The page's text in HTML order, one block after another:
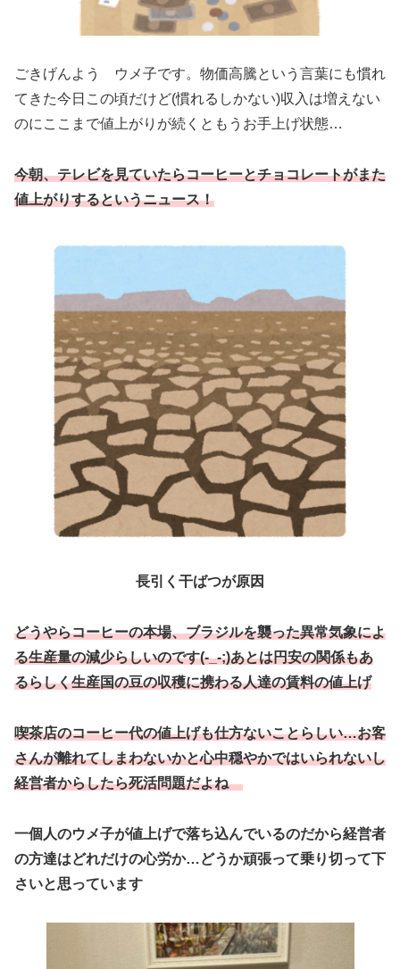
ごきげんよう ウメ子です。物価高騰という言葉にも慣れ
てきた今日この頃だけど(慣れるしかない)収入は増えない
のにここまで値上がりが続くともうお手上げ状態…
今朝、テレビを見ていたらコーヒーとチョコレートがまた
値上がりするというニュース！
長引く干ばつが原因
どうやらコーヒーの本場、ブラジルを襲った異常気象によ
る生産量の減少らしいのです(-_-;)あとは円安の関係もあ
るらしく生産国の豆の収穫に携わる人達の賃料の値上げ
喫茶店のコーヒー代の値上げも仕方ないことらしい…お客
さんが離れてしまわないかと心中穏やかではいられないし
経営者からしたら死活問題だよね
一個人のウメ子が値上げで落ち込んでいるのだから経営者
の方達はどれだけの心労か…どうか頑張って乗り切って下
さいと思っています